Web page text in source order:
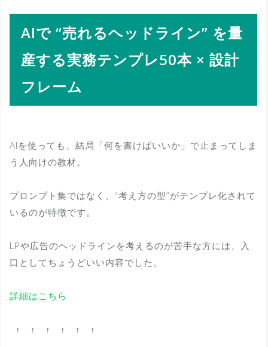
AIで “売れるヘッドライン” を量
産する実務テンプレ50本 × 設計
フレーム
AIを使っても、結局「何を書けばいいか」で止まってしま
う人向けの教材。
プロンプト集ではなく、“考え方の型”がテンプレ化されて
いるのが特徴です。
LPや広告のヘッドラインを考えるのが苦手な方には、入
口としてちょうどいい内容でした。
詳細はこちら
↑ ↑ ↑ ↑ ↑ ↑